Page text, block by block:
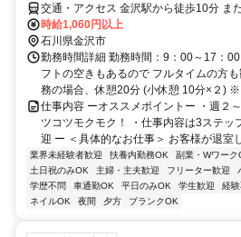
交通・アクセス 金沢駅から徒歩10分 ま
から車で5分
時給1,060円以上
石川県金沢市
勤務時間詳細 勤務時間：9：00～17：
フトの空きもあるので フルタイムの方
務の場合、休憩20分 (小休憩 10分×２) ※
仕事内容 ーオススメポイントー ・週２
ツコツモクモク！ ・仕事内容は3ステッ
迎 ー ＜具体的なお仕事＞ お客様が退室
業界未経験者歓迎 扶養内勤務OK 副業・Wワーク
土日祝のみOK
主婦・主夫歓迎 フリーター歓迎
学歴不問
車通勤OK 平日のみOK 学生歓迎 経
ネイルOK
夜間 夕方 ブランクOK